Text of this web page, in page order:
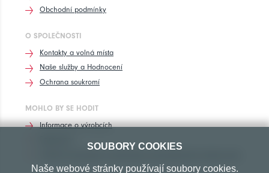
Obchodní podmínky
O SPOLEČNOSTI
Kontakty a volná místa
Naše služby a Hodnocení
Ochrana soukromí
MOHLO BY SE HODIT
Informace o výrobcích
SOUBORY COOKIES
Naše webové stránky používají soubory cookies.